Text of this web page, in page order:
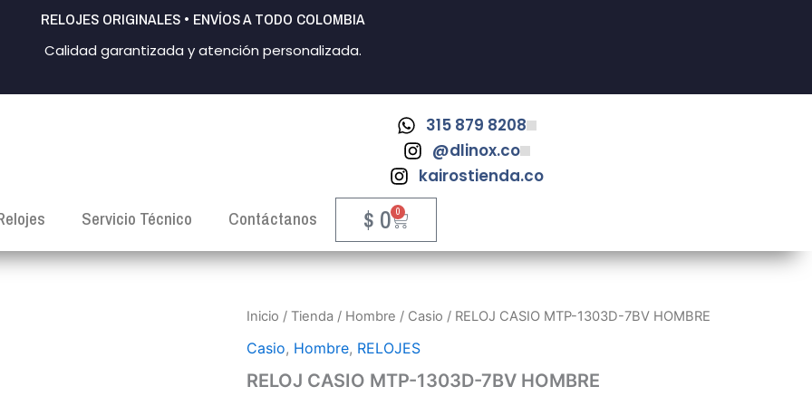
RELOJES ORIGINALES • ENVÍOS A TODO COLOMBIA
Calidad garantizada y atención personalizada.
315 879 8208
@dlinox.co
kairostienda.co
Servicio Técnico Contáctanos $ 0 0
CART
Inicio / Tienda / Hombre / Casio / RELOJ CASIO MTP-1303D-7BV HOMBRE
Casio, Hombre, RELOJES
RELOJ CASIO MTP-1303D-7BV HOMBRE
RELOJ
MTP-
7BV